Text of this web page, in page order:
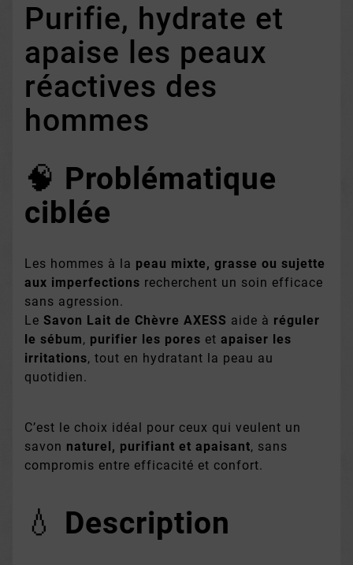
Purifie, hydrate et
apaise les peaux
réactives des
hommes
🧠 Problématique
ciblée
Les hommes à la peau mixte, grasse ou sujette
aux imperfections recherchent un soin efficace
sans agression.
Le Savon Lait de Chèvre AXESS aide à réguler
le sébum, purifier les pores et apaiser les
irritations, tout en hydratant la peau au
quotidien.
C’est le choix idéal pour ceux qui veulent un
savon naturel, purifiant et apaisant, sans
compromis entre efficacité et confort.
💧 Description